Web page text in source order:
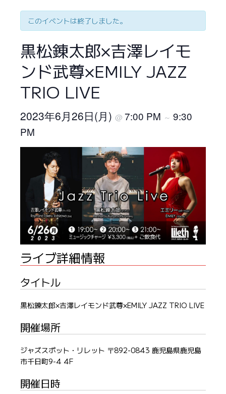
このイベントは終了しました。
黒松錬太郎×吉澤レイモ
ンド武尊×EMILY JAZZ
TRIO LIVE
2023年6月26日(月) @ 7:00 PM ～ 9:30
PM
ライブ詳細情報
タイトル
黒松錬太郎×吉澤レイモンド武尊×EMILY JAZZ TRIO LIVE
開催場所
ジャズスポット・リレット 〒892-0843 鹿児島県鹿児島
市千日町9-4 4F
開催日時